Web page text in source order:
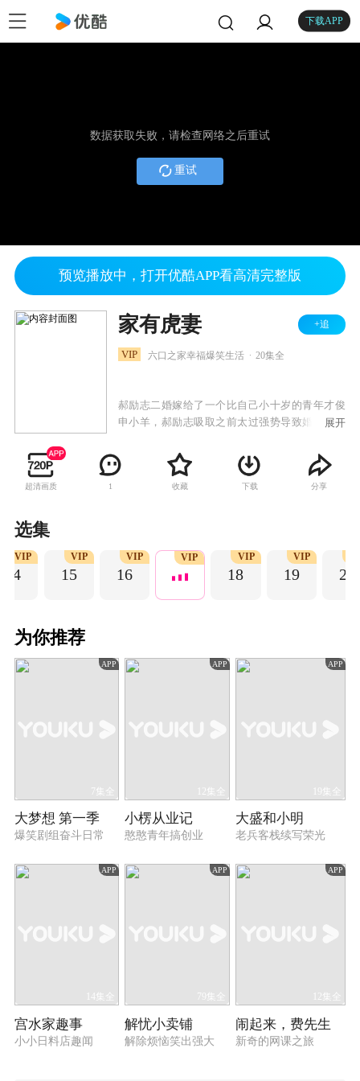
下载APP
数据获取失败，请检查网络之后重试
重试
预览播放中，打开优酷APP看高清完整版
家有虎妻 +追
VIP 六口之家幸福爆笑生活 20集全
郝励志二婚嫁给了一个比自己小十岁的青年才俊
申小羊，郝励志吸取之前太过强势导致婚姻失败
命”的恋爱技能。但刻在骨子里的“女强人”本性常
常暴露。申小羊虽然年轻，但肩负起了丈夫的责
任，深谙好男不跟女斗的真理，无限包容忍让，
年也没想到有一天要伺候一个十七岁的叔叔。郝
励志的侄女二乔与武大福年龄相仿，性格古怪刁
奇葩的六口之家开启了幸福搞笑的生活。
展开
超清画质 1 收藏 下载 分享
选集
14
VIP
15
VIP
16
VIP VIP
18
VIP
19
VIP
20
为你推荐
APP
7集全
大梦想 第一季
爆笑剧组奋斗日常
APP
12集全
小楞从业记
憨憨青年搞创业
APP
19集全
大盛和小明
老兵客栈续写荣光
APP
14集全
宫水家趣事
小小日料店趣闻
APP
79集全
解忧小卖铺
解除烦恼笑出强大
APP
12集全
闹起来，费先生
新奇的网课之旅